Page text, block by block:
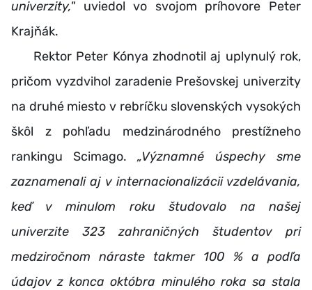
univerzity," uviedol vo svojom príhovore Peter
Krajňák.
Rektor Peter Kónya zhodnotil aj uplynulý rok,
pričom vyzdvihol zaradenie Prešovskej univerzity
na druhé miesto v rebríčku slovenských vysokých
škôl z pohľadu medzinárodného prestížneho
rankingu Scimago. „Významné úspechy sme
zaznamenali aj v internacionalizácii vzdelávania,
keď v minulom roku študovalo na našej
univerzite 323 zahraničných študentov pri
medziročnom náraste takmer 100 % a podľa
údajov z konca októbra minulého roka sa stala